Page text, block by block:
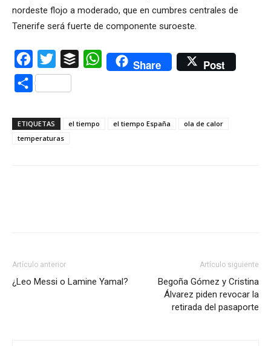
nordeste flojo a moderado, que en cumbres centrales de
Tenerife será fuerte de componente suroeste.
Facebook
Twitter Buffer WhatsAppShare Post
Compartir
ETIQUETAS el tiempo el tiempo España
ola de calor
temperaturas
Artículo anterior
¿Leo Messi o Lamine Yamal?
Artículo siguiente
Begoña Gómez y Cristina
Álvarez piden revocar la
retirada del pasaporte